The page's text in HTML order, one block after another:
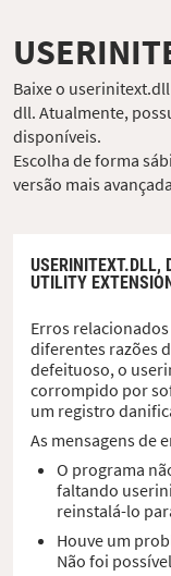
Baixe o
dll. Atualmente,
disponíveis.
Escolha de forma
versão mais
USERINITEXT.DLL,
UTILITY
Erros
diferentes razões
defeituoso, o
corrompido por
um registro
As mensagens de
O programa
faltando
reinstalá-lo
Houve um
Não foi